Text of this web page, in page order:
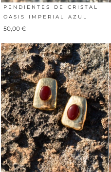
PENDIENTES DE CRISTAL
OASIS IMPERIAL AZUL
50,00 €